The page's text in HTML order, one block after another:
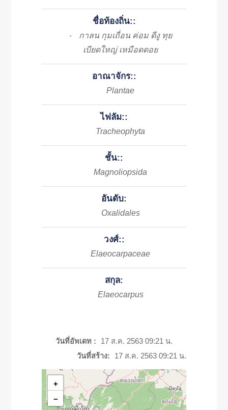
ชื่อท้องถิ่น::
-
กาลน กุมเถื่อน ค่อม ดีงู ทุย
เบียดใหญ่ เหมือดดอย
อาณาจักร::
Plantae
ไฟลัม::
Tracheophyta
ชั้น::
Magnoliopsida
อันดับ:
Oxalidales
วงศ์::
Elaeocarpaceae
สกุล:
Elaeocarpus
วันที่อัพเดท :
17 ส.ค. 2563 09:21 น.
วันที่สร้าง:
17 ส.ค. 2563 09:21 น.
+
−